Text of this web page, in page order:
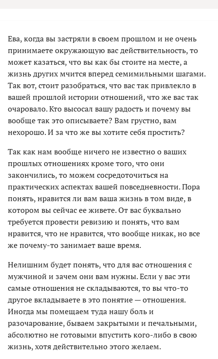
Ева, когда вы застряли в своем прошлом и не очень
принимаете окружающую вас действительность, то
может казаться, что вы как бы стоите на месте, а
жизнь других мчится вперед семимильными шагами.
Так вот, стоит разобраться, что вас так привлекло в
вашей прошлой истории отношений, что же вас так
очаровало. Кто высосал вашу радость и почему вы
вообще так это описываете? Вам грустно, вам
нехорошо. И за что же вы хотите себя простить?
Так как нам вообще ничего не известно о ваших
прошлых отношениях кроме того, что они
закончились, то можем сосредоточиться на
практических аспектах вашей повседневности. Пора
понять, нравится ли вам ваша жизнь в том виде, в
котором вы сейчас ее живете. От вас буквально
требуется провести ревизию и понять, что вам
нравится, что не нравится, что вообще никак, но все
же почему-то занимает ваше время.
Нелишним будет понять, что для вас отношения с
мужчиной и зачем они вам нужны. Если у вас эти
самые отношения не складываются, то вы что-то
другое вкладываете в это понятие — отношения.
Иногда мы помещаем туда нашу боль и
разочарование, бываем закрытыми и печальными,
абсолютно не готовыми впустить кого-либо в свою
жизнь, хотя действительно этого желаем.